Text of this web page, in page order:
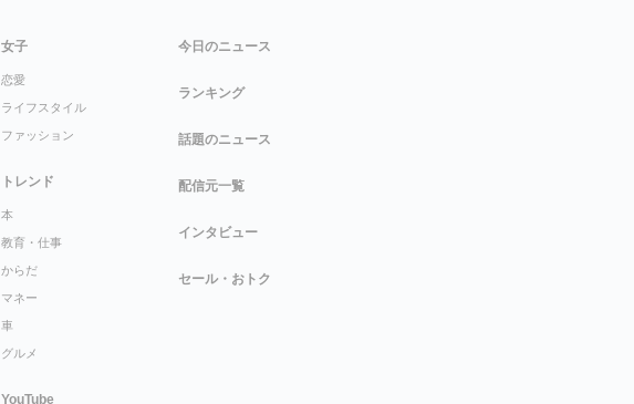
女子
恋愛
ライフスタイル
ファッション
トレンド
本
教育・仕事
からだ
マネー
車
グルメ
YouTube
今日のニュース
ランキング
話題のニュース
配信元一覧
インタビュー
セール・おトク